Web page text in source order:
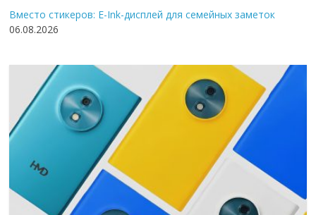
Вместо стикеров: E-Ink-дисплей для семейных заметок
06.08.2026